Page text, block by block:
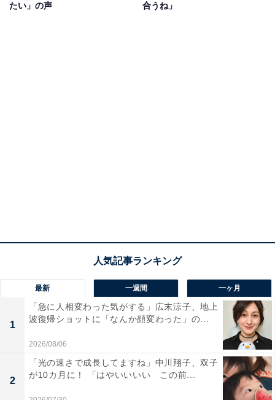
たい」の声
合うね」
最新 一週間 一ヶ月
1
「急に人相変わった気がする」広末涼子、地上
波復帰ショットに「なんか顔変わった」の...
2026/08/06
2
「光の速さで成長してますね」中川翔子、双子
が10カ月に！ 「はやいいいい この前...